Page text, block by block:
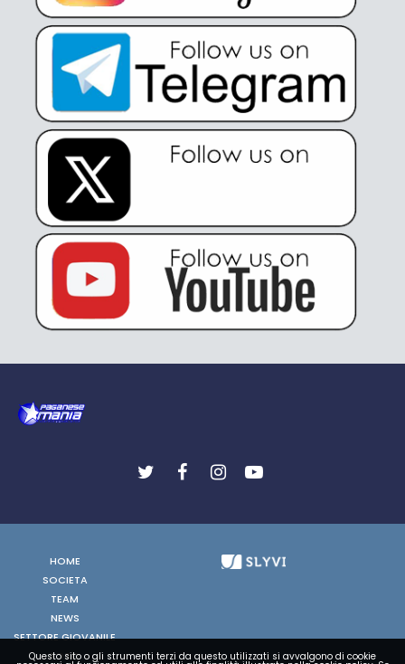
HOME
SOCIETA
TEAM
NEWS
SETTORE GIOVANILE
FOTO
Questo sito o gli strumenti terzi da questo utilizzati si avvalgono di cookie